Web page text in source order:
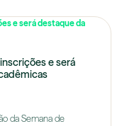
e será
da Semana de